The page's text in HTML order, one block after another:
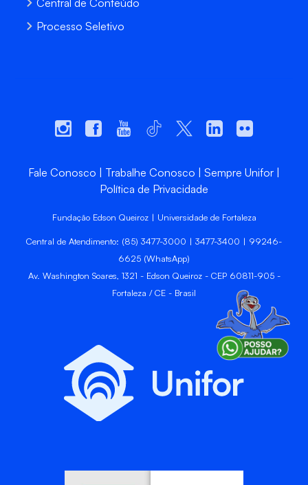
Central de Conteúdo
Processo Seletivo
Fale Conosco Trabalhe Conosco
Sempre Unifor
Política de Privacidade
Fundação Edson Queiroz | Universidade de Fortaleza
Central de Atendimento: (85) 3477-3000 | 3477-3400 | 99246-
6625 (WhatsApp)
Av. Washington Soares, 1321 - Edson Queiroz - CEP 60811-905 -
Fortaleza / CE - Brasil